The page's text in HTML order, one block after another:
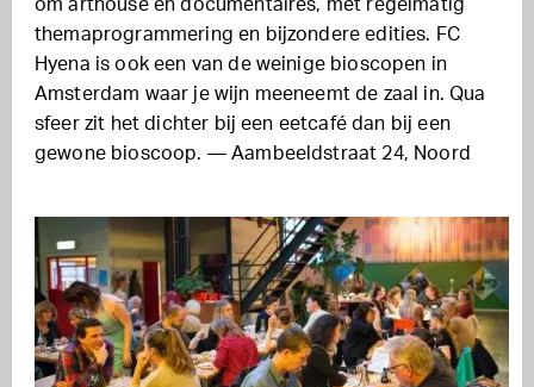
om arthouse en documentaires, met regelmatig
themaprogrammering en bijzondere edities. FC
Hyena is ook een van de weinige bioscopen in
Amsterdam waar je wijn meeneemt de zaal in. Qua
sfeer zit het dichter bij een eetcafé dan bij een
gewone bioscoop. — Aambeeldstraat 24, Noord